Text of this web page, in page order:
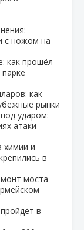
с ножом на
как прошёл
как
рынки
ударом:
атаки
химии и
в
моста
в